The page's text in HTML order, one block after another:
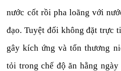
nước cốt rồi pha loãng với
đạo. Tuyệt đối không đặt trực
gây kích ứng và tổn thương
tỏi trong chế độ ăn hằng